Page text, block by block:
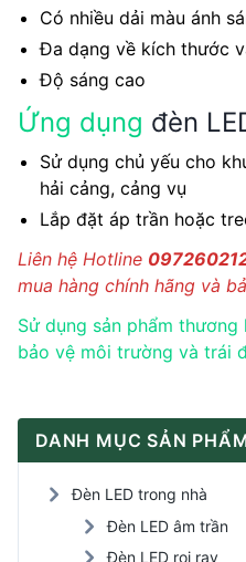
Có nhiều dải màu ánh
Đa dạng về kích thước
Độ sáng cao
Ứng dụng đèn
Sử dụng chủ yếu cho
hải cảng, cảng vụ
Lắp đặt áp trần hoặc
Liên hệ Hotline
mua hàng chính hãng và
Sử dụng sản phẩm
bảo vệ môi trường và trái
DANH MỤC SẢN
Đèn LED trong nhà
Đèn LED âm trần
Đèn LED rọi ray